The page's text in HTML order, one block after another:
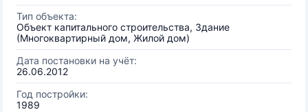
Тип объекта:
Объект капитального строительства, Здание
(Многоквартирный дом, Жилой дом)
Дата постановки на учёт:
26.06.2012
Год постройки:
1989